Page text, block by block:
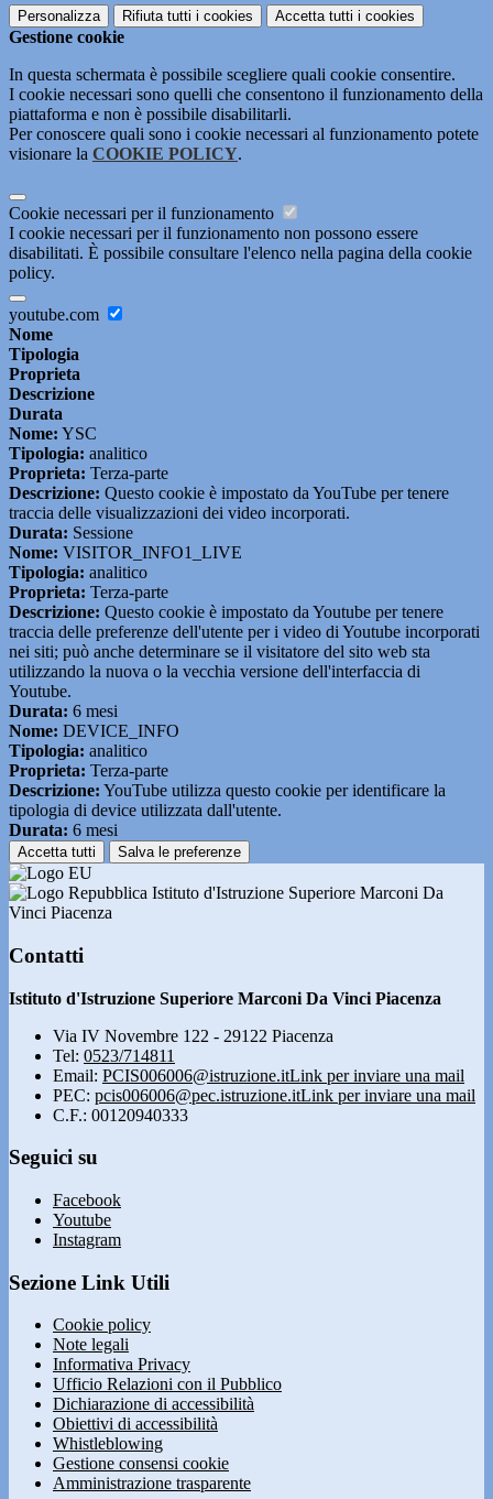
Personalizza Rifiuta tutti i cookies Accetta tutti i cookies
Gestione cookie
In questa schermata è possibile scegliere quali cookie consentire.
I cookie necessari sono quelli che consentono il funzionamento della
piattaforma e non è possibile disabilitarli.
Per conoscere quali sono i cookie necessari al funzionamento potete
visionare la COOKIE POLICY.
Cookie necessari per il funzionamento
I cookie necessari per il funzionamento non possono essere
disabilitati. È possibile consultare l'elenco nella pagina della cookie
policy.
youtube.com
Nome
Tipologia
Proprieta
Descrizione
Durata
Nome: YSC
Tipologia: analitico
Proprieta: Terza-parte
Descrizione: Questo cookie è impostato da YouTube per tenere
traccia delle visualizzazioni dei video incorporati.
Durata: Sessione
Nome: VISITOR_INFO1_LIVE
Tipologia: analitico
Proprieta: Terza-parte
Descrizione: Questo cookie è impostato da Youtube per tenere
traccia delle preferenze dell'utente per i video di Youtube incorporati
nei siti; può anche determinare se il visitatore del sito web sta
utilizzando la nuova o la vecchia versione dell'interfaccia di
Youtube.
Durata: 6 mesi
Nome: DEVICE_INFO
Tipologia: analitico
Proprieta: Terza-parte
Descrizione: YouTube utilizza questo cookie per identificare la
tipologia di device utilizzata dall'utente.
Durata: 6 mesi
Accetta tutti Salva le preferenze
Istituto d'Istruzione Superiore Marconi Da
Vinci Piacenza
Contatti
Istituto d'Istruzione Superiore Marconi Da Vinci Piacenza
Via IV Novembre 122 - 29122 Piacenza
Tel: 0523/714811
Email: PCIS006006@istruzione.itLink per inviare una mail
PEC: pcis006006@pec.istruzione.itLink per inviare una mail
C.F.: 00120940333
Seguici su
Facebook
Youtube
Instagram
Sezione Link Utili
Cookie policy
Note legali
Informativa Privacy
Ufficio Relazioni con il Pubblico
Dichiarazione di accessibilità
Obiettivi di accessibilità
Whistleblowing
Gestione consensi cookie
Amministrazione trasparente